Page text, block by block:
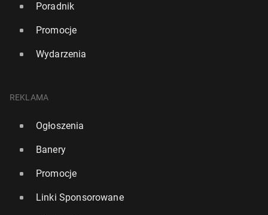
Poradnik
Promocje
Wydarzenia
REKLAMA
Ogłoszenia
Banery
Promocje
Linki Sponsorowane